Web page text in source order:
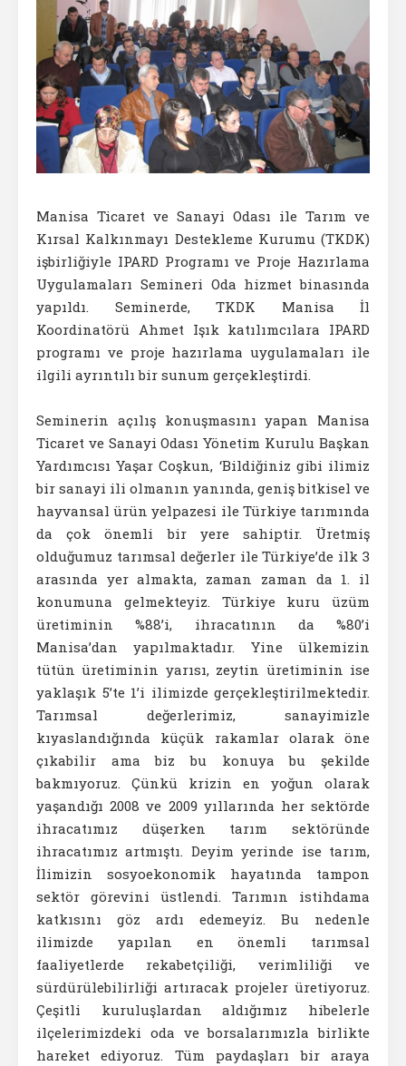
Manisa Ticaret ve Sanayi Odası ile Tarım ve
Kırsal Kalkınmayı Destekleme Kurumu (TKDK)
işbirliğiyle IPARD Programı ve Proje Hazırlama
Uygulamaları Semineri Oda hizmet binasında
yapıldı. Seminerde, TKDK Manisa İl
Koordinatörü Ahmet Işık katılımcılara IPARD
programı ve proje hazırlama uygulamaları ile
ilgili ayrıntılı bir sunum gerçekleştirdi.
Seminerin açılış konuşmasını yapan Manisa
Ticaret ve Sanayi Odası Yönetim Kurulu Başkan
Yardımcısı Yaşar Coşkun, ‘Bildiğiniz gibi ilimiz
bir sanayi ili olmanın yanında, geniş bitkisel ve
hayvansal ürün yelpazesi ile Türkiye tarımında
da çok önemli bir yere sahiptir. Üretmiş
olduğumuz tarımsal değerler ile Türkiye’de ilk 3
arasında yer almakta, zaman zaman da 1. il
konumuna gelmekteyiz. Türkiye kuru üzüm
üretiminin %88’i, ihracatının da %80’i
Manisa’dan yapılmaktadır. Yine ülkemizin
tütün üretiminin yarısı, zeytin üretiminin ise
yaklaşık 5’te 1’i ilimizde gerçekleştirilmektedir.
Tarımsal değerlerimiz, sanayimizle
kıyaslandığında küçük rakamlar olarak öne
çıkabilir ama biz bu konuya bu şekilde
bakmıyoruz. Çünkü krizin en yoğun olarak
yaşandığı 2008 ve 2009 yıllarında her sektörde
ihracatımız düşerken tarım sektöründe
ihracatımız artmıştı. Deyim yerinde ise tarım,
İlimizin sosyoekonomik hayatında tampon
sektör görevini üstlendi. Tarımın istihdama
katkısını göz ardı edemeyiz. Bu nedenle
ilimizde yapılan en önemli tarımsal
faaliyetlerde rekabetçiliği, verimliliği ve
sürdürülebilirliği artıracak projeler üretiyoruz.
Çeşitli kuruluşlardan aldığımız hibelerle
ilçelerimizdeki oda ve borsalarımızla birlikte
hareket ediyoruz. Tüm paydaşları bir araya